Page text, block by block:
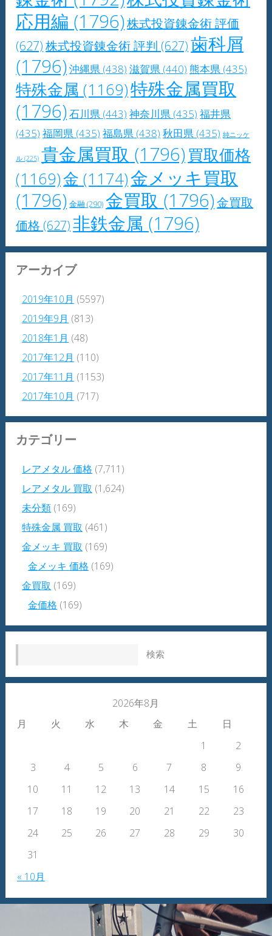
応用編 (1796)株式投資錬金術 評価
(627)株式投資錬金術 評判 (627)歯科屑
(1796)沖縄県 (438) 滋賀県 (440) 熊本県 (435)
特殊金属 (1169)特殊金属買取
(1796)石川県 (443) 神奈川県 (435) 福井県
(435) 福岡県 (435) 福島県 (438) 秋田県 (435) 純ニッケ
ル (225) 貴金属買取 (1796)買取価格
(1169)金 (1174)金メッキ買取
(1796) 金融 (290) 金買取 (1796)金買取
価格 (627)非鉄金属 (1796)
アーカイブ
2019年10月 (5597)
2019年9月 (813)
2018年1月 (48)
2017年12月 (110)
2017年11月 (1153)
2017年10月 (717)
カテゴリー
レアメタル 価格 (7,711)
レアメタル 買取 (1,624)
未分類 (169)
特殊金属 買取 (461)
金メッキ 買取 (169)
金メッキ 価格 (169)
金買取 (169)
金価格 (169)
2026年8月
月
火 水 木 金 土 日
« 10月
1
2
3
4 5 6 7 8
9
10
11 12 13 14 15
16
17
18 19 20 21 22
23
24
25 26 27 28 29
30
31